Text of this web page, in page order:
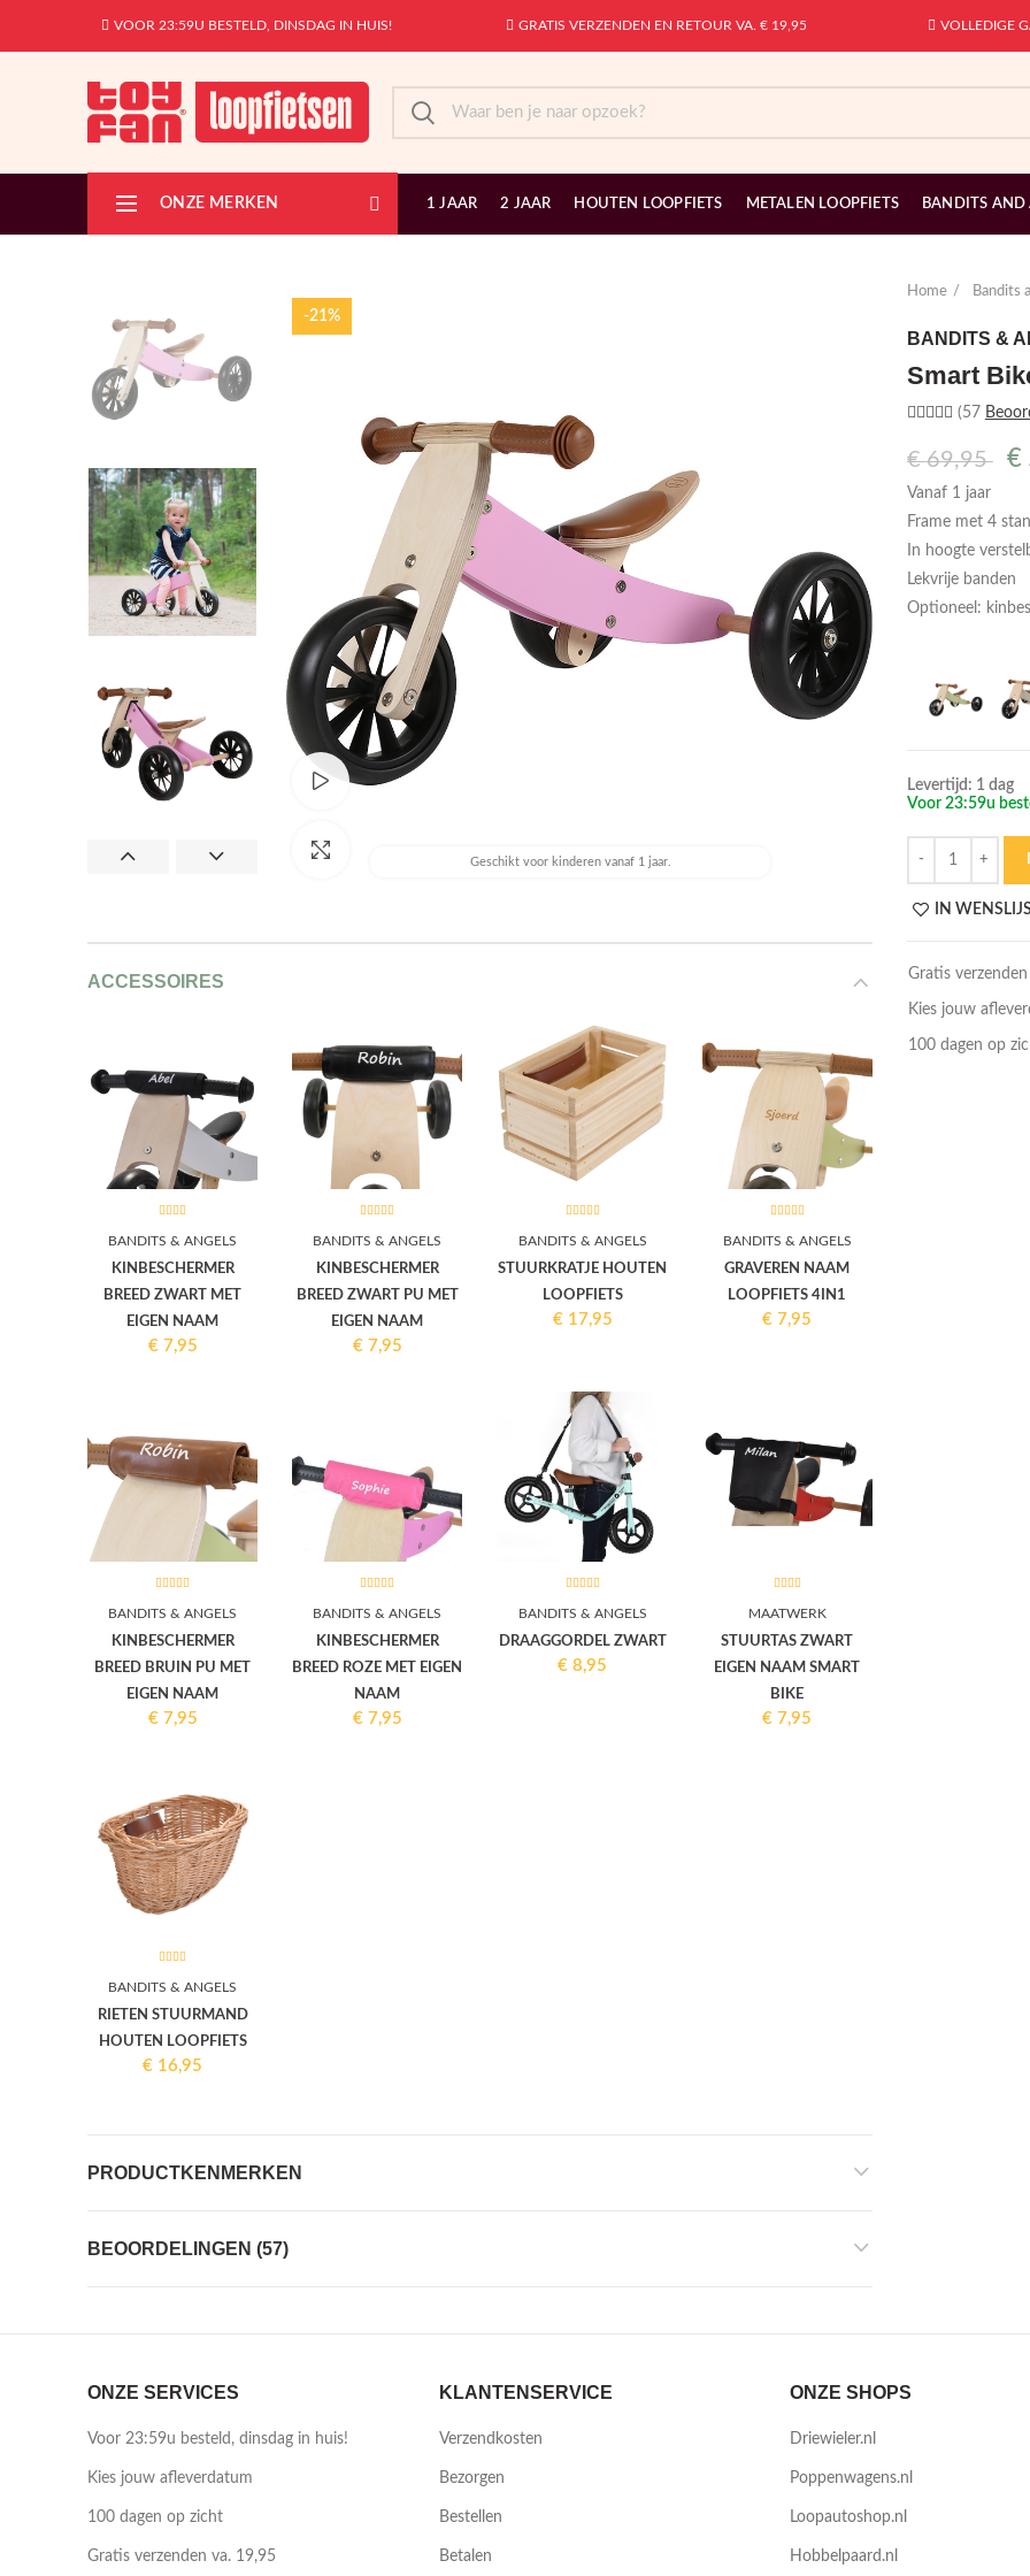
VOOR 23:59U BESTELD, DINSDAG IN HUIS! GRATIS VERZENDEN EN RETOUR VA. € 19,95 VOLLEDIGE
ONZE MERKEN 1 JAAR 2 JAAR HOUTEN LOOPFIETS METALEN LOOPFIETS BANDITS AND
-21%
Geschikt voor kinderen vanaf 1 jaar.
Bekijk productvideo
ACCESSOIRES
BANDITS & ANGELS
KINBESCHERMER
BREED ZWART MET
EIGEN NAAM
€ 7,95
BANDITS & ANGELS
KINBESCHERMER
BREED ZWART PU MET
EIGEN NAAM
€ 7,95
BANDITS & ANGELS
STUURKRATJE HOUTEN
LOOPFIETS
€ 17,95
BANDITS & ANGELS
GRAVEREN NAAM
LOOPFIETS 4IN1
€ 7,95
BANDITS & ANGELS
KINBESCHERMER
BREED BRUIN PU MET
EIGEN NAAM
€ 7,95
BANDITS & ANGELS
KINBESCHERMER
BREED ROZE MET EIGEN
NAAM
€ 7,95
BANDITS & ANGELS
DRAAGGORDEL ZWART
€ 8,95
MAATWERK
STUURTAS ZWART
EIGEN NAAM SMART
BIKE
€ 7,95
BANDITS & ANGELS
RIETEN STUURMAND
HOUTEN LOOPFIETS
€ 16,95
PRODUCTKENMERKEN
BEOORDELINGEN (57)
Home Bandits
BANDITS &
Smart
(57
€69,95 €
Vanaf 1 jaar
Frame met 4
In hoogte
Lekvrije banden
Optioneel:
Levertijd: 1 dag
Voor 23:59u
Hoeveelheid
IN
Gratis
Kies jouw
100 dagen op
ONZE SERVICES
Voor 23:59u besteld, dinsdag in huis!
Kies jouw afleverdatum
100 dagen op zicht
Gratis verzenden va. 19,95
KLANTENSERVICE
Verzendkosten
Bezorgen
Bestellen
Betalen
ONZE SHOPS
Driewieler.nl
Poppenwagens.nl
Loopautoshop.nl
Hobbelpaard.nl